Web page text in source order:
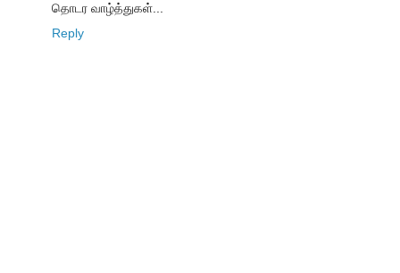
தொடர வாழ்த்துகள்...
Reply